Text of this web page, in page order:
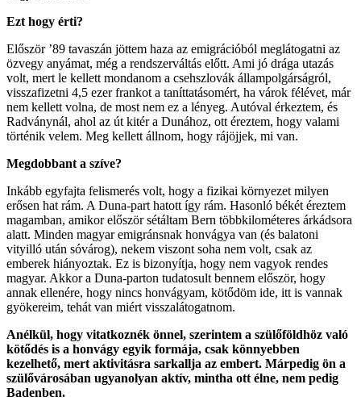
Ezt hogy érti?
Először ’89 tavaszán jöttem haza az emigrációból meglátogatni az
özvegy anyámat, még a rendszerváltás előtt. Ami jó drága utazás
volt, mert le kellett mondanom a csehszlovák állampolgárságról,
visszafizetni 4,5 ezer frankot a taníttatásomért, ha várok félévet, már
nem kellett volna, de most nem ez a lényeg. Autóval érkeztem, és
Radványnál, ahol az út kitér a Dunához, ott éreztem, hogy valami
történik velem. Meg kellett állnom, hogy rájöjjek, mi van.
Megdobbant a szíve?
Inkább egyfajta felismerés volt, hogy a fizikai környezet milyen
erősen hat rám. A Duna-part hatott így rám. Hasonló békét éreztem
magamban, amikor először sétáltam Bern többkilométeres árkádsora
alatt. Minden magyar emigránsnak honvágya van (és balatoni
vityilló után sóvárog), nekem viszont soha nem volt, csak az
emberek hiányoztak. Ez is bizonyítja, hogy nem vagyok rendes
magyar. Akkor a Duna-parton tudatosult bennem először, hogy
annak ellenére, hogy nincs honvágyam, kötődöm ide, itt is vannak
gyökereim, tehát van miért visszalátogatnom.
Anélkül, hogy vitatkoznék önnel, szerintem a szülőföldhöz való
kötődés is a honvágy egyik formája, csak könnyebben
kezelhető, mert aktivitásra sarkallja az embert. Márpedig ön a
szülővárosában ugyanolyan aktív, mintha ott élne, nem pedig
Badenben.